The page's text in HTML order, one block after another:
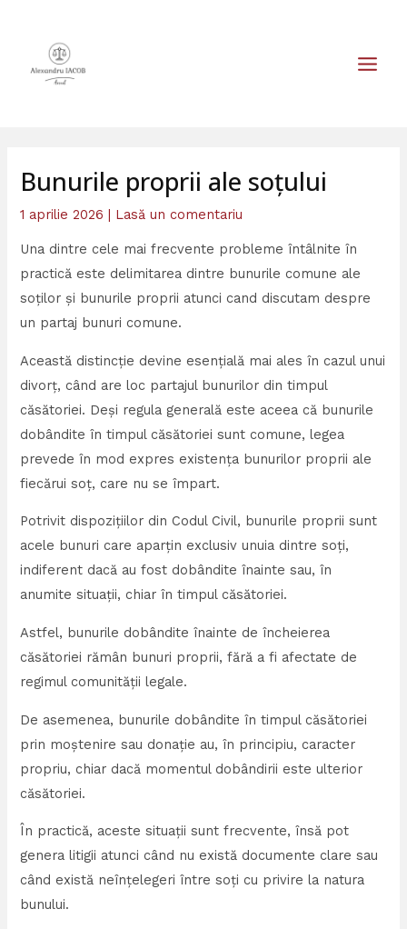
content
Bunurile proprii ale soțului
1 aprilie 2026| Lasă un comentariu
Una dintre cele mai frecvente probleme întâlnite în
practică este delimitarea dintre bunurile comune ale
soților și bunurile proprii atunci cand discutam despre
un partaj bunuri comune.
Această distincție devine esențială mai ales în cazul unui
divorț, când are loc partajul bunurilor din timpul
căsătoriei. Deși regula generală este aceea că bunurile
dobândite în timpul căsătoriei sunt comune, legea
prevede în mod expres existența bunurilor proprii ale
fiecărui soț, care nu se împart.
Potrivit dispozițiilor din Codul Civil, bunurile proprii sunt
acele bunuri care aparțin exclusiv unuia dintre soți,
indiferent dacă au fost dobândite înainte sau, în
anumite situații, chiar în timpul căsătoriei.
Astfel, bunurile dobândite înainte de încheierea
căsătoriei rămân bunuri proprii, fără a fi afectate de
regimul comunității legale.
De asemenea, bunurile dobândite în timpul căsătoriei
prin moștenire sau donație au, în principiu, caracter
propriu, chiar dacă momentul dobândirii este ulterior
căsătoriei.
În practică, aceste situații sunt frecvente, însă pot
genera litigii atunci când nu există documente clare sau
când există neînțelegeri între soți cu privire la natura
bunului.